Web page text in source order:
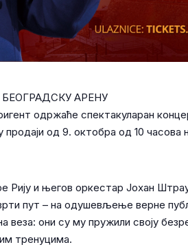
АРЕНУ
одржаће спектакуларан
продаји од 9. октобра од 10 часова
Рију и његов оркестар Јохан
пут – на одушевљење верне
веза: они су му пружили своју
тренуцима.